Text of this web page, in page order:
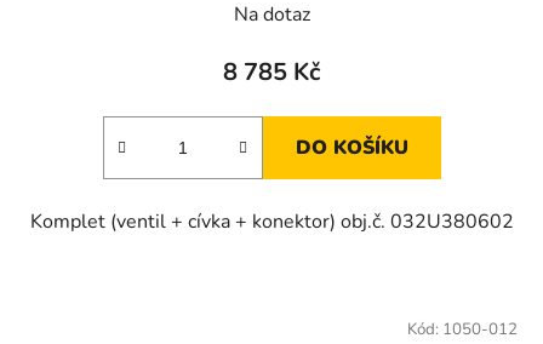
Na dotaz
8 785 Kč
DO KOŠÍKU
Komplet (ventil + cívka + konektor) obj.č. 032U380602
Kód: 1050-012